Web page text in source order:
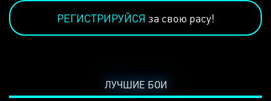
РЕГИСТРИРУЙСЯ за свою расу!
ЛУЧШИЕ БОИ